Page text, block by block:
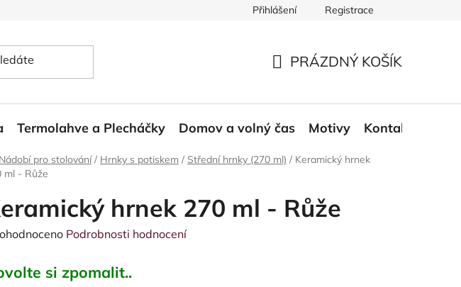
osobních údajů Reklamace a odstoupení od smlouvy Moje objednávka
Přihlášení Registrace
PRÁZDNÝ KOŠÍK
Termolahve a Plecháčky Domov a volný čas Motivy Kontakt
Nádobí pro stolování / Hrnky s potiskem / Střední hrnky (270 ml) / Keramický hrnek
ml - Růže
hrnek 270 ml - Růže
Podrobnosti hodnocení
si zpomalit..